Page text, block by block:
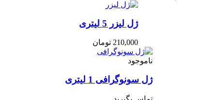
ژل لیزر 5 لیتری
210,000 تومان
ناموجود
ژل سونوگرافی 1 لیتری